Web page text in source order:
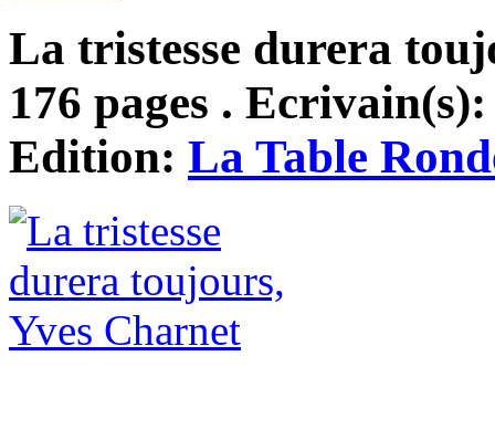
La tristesse durera
176 pages . Ecrivain(s):
Edition: La Table